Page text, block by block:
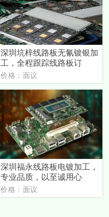
深圳坑梓线路板无氰镀银加
工，全程跟踪线路板订
价格：面议
深圳福永线路板电镀加工，
专业品质，以至诚用心
价格：面议